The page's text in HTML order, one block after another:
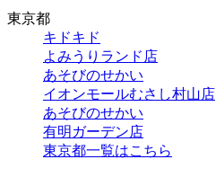
東京都
キドキド
よみうりランド店
あそびのせかい
イオンモールむさし村山店
あそびのせかい
有明ガーデン店
東京都一覧はこちら